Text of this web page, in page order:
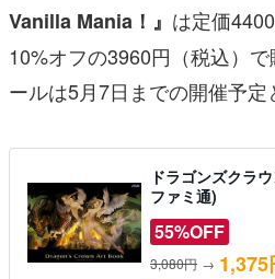
Vanilla Mania！』 は定価
10%オフの3960円（税込）
ールは5月7日までの開催予定
ドラゴンズクラ
ファミ通)
55%OFF
3,080円 → 1,375